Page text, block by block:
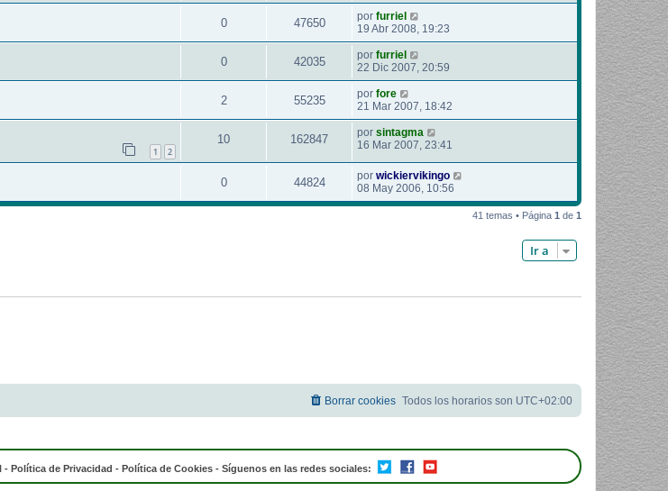
0 47650 por furriel
19 Abr 2008, 19:23
0 42035 por furriel
22 Dic 2007, 20:59
2 55235 por fore
21 Mar 2007, 18:42
1 2
10 162847 por sintagma
16 Mar 2007, 23:41
0 44824 por wickiervikingo
08 May 2006, 10:56
41 temas • Página 1 de 1
Ir a
Todos los horarios son UTC+02:00
Borrar cookies
- Política de Privacidad - Política de Cookies - Síguenos en las redes sociales: